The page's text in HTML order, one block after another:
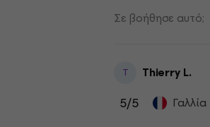
Σε βοήθησε αυτό;
T Thierry L.
5/5 Γαλλία